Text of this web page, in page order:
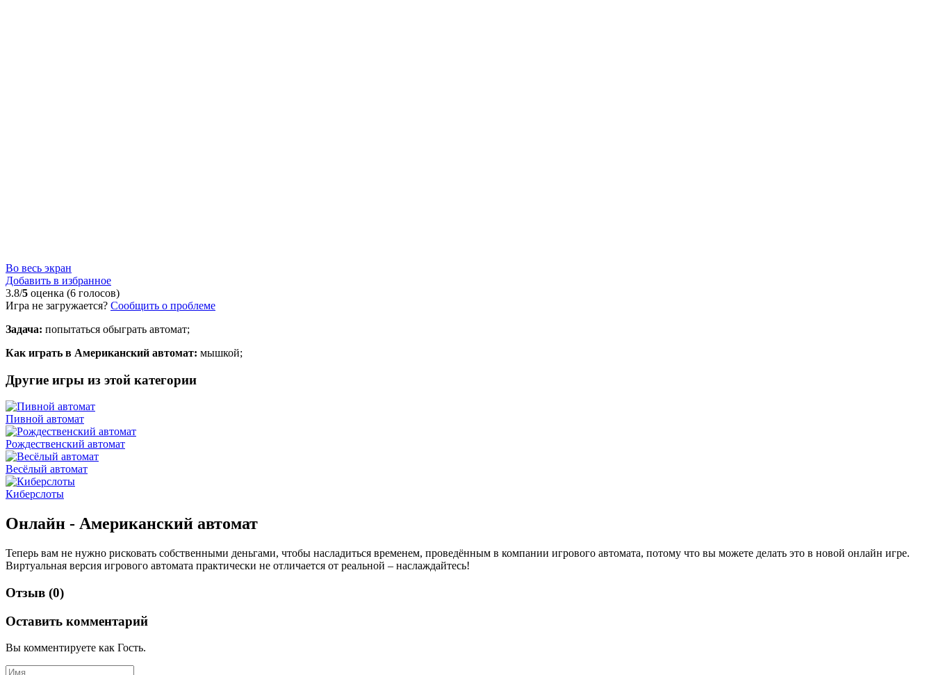
Во весь экран
Добавить в избранное
3.8/5 оценка (6 голосов)
Игра не загружается? Сообщить о проблеме
Задача: попытаться обыграть автомат;
Как играть в Американский автомат: мышкой;
Другие игры из этой категории
Пивной автомат
Рождественский автомат
Весёлый автомат
Киберслоты
Онлайн - Американский автомат
Теперь вам не нужно рисковать собственными деньгами, чтобы насладиться временем, проведённым в компании игрового автомата, потому что вы можете делать это в новой онлайн игре.
Виртуальная версия игрового автомата практически не отличается от реальной – наслаждайтесь!
Отзыв (0)
Оставить комментарий
Вы комментируете как Гость.